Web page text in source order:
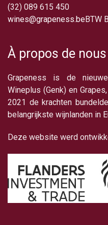
(32) 089 615 450
wines@grapeness.beBTW
À propos de nous
Grapeness is de
Wineplus (Genk) en
2021 de krachten
belangrijkste wijnlanden in
Deze website werd